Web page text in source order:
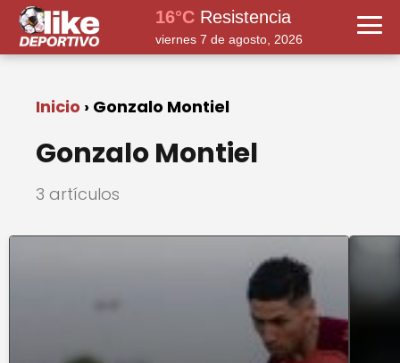
16°CResistencia
viernes 7 de agosto, 2026
Inicio Gonzalo Montiel
Gonzalo Montiel
3 artículos